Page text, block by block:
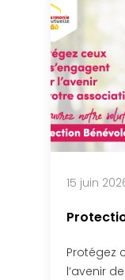
15 juin
Protégez
l’avenir